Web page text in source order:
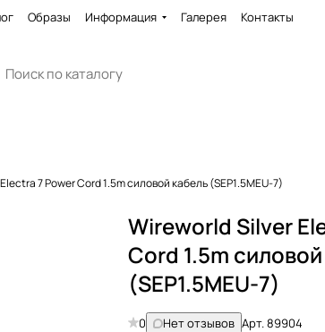
Образы Информация Галерея Контакты
7 Power Cord 1.5m силовой кабель (SEP1.5MEU-7)
Wireworld Silver
Cord 1.5m
(SEP1.5MEU-7)
0 Нет отзывов Арт.89904